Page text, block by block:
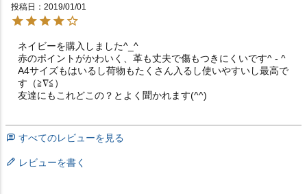
投稿日
2019/01/01
ネイビーを購入しました^_^
赤のポイントがかわいく、革も丈夫で傷もつきにくいです^ - ^
A4サイズもはいるし荷物もたくさん入るし使いやすいし最高で
す（≧∇≦）
すべてのレビューを見る
レビューを書く